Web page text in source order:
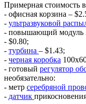
Примерная стоимость
- офисная корзина –
- ультразвуковой
- повышающий модуль
- $0.80;
- турбина – $1.43;
- черная коробка
- готовый регулятор
необязательно:
- метр серебряной
- датчик